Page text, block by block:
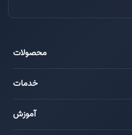
محصولات
خدمات
آموزش